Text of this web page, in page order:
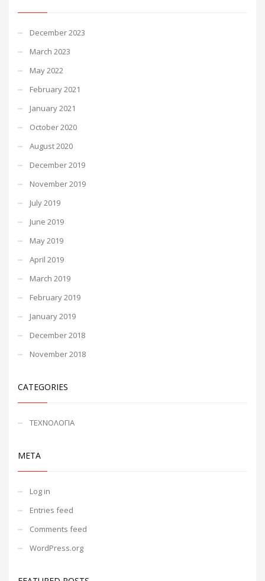
December 2023
March 2023
May 2022
February 2021
January 2021
October 2020
August 2020
December 2019
November 2019
July 2019
June 2019
May 2019
April 2019
March 2019
February 2019
January 2019
December 2018
November 2018
CATEGORIES
ΤΕΧΝΟΛΟΓΙΑ
META
Log in
Entries feed
Comments feed
WordPress.org